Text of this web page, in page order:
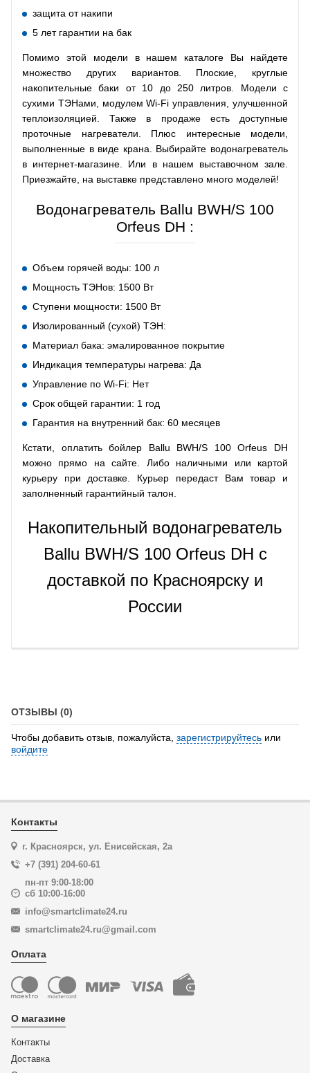
защита от накипи
5 лет гарантии на бак
Помимо этой модели в нашем каталоге Вы найдете
множество других вариантов. Плоские, круглые
накопительные баки от 10 до 250 литров. Модели с
сухими ТЭНами, модулем Wi-Fi управления, улучшенной
теплоизоляцией. Также в продаже есть доступные
проточные нагреватели. Плюс интересные модели,
выполненные в виде крана. Выбирайте водонагреватель
в интернет-магазине. Или в нашем выставочном зале.
Приезжайте, на выставке представлено много моделей!
Водонагреватель Ballu BWH/S 100
Orfeus DH :
Объем горячей воды: 100 л
Мощность ТЭНов: 1500 Вт
Ступени мощности: 1500 Вт
Изолированный (сухой) ТЭН:
Материал бака: эмалированное покрытие
Индикация температуры нагрева: Да
Управление по Wi-Fi: Нет
Срок общей гарантии: 1 год
Гарантия на внутренний бак: 60 месяцев
Кстати, оплатить бойлер Ballu BWH/S 100 Orfeus DH
можно прямо на сайте. Либо наличными или картой
курьеру при доставке. Курьер передаст Вам товар и
заполненный гарантийный талон.
Накопительный водонагреватель
Ballu BWH/S 100 Orfeus DH с
доставкой по Красноярску и
России
ОТЗЫВЫ (0)
Чтобы добавить отзыв, пожалуйста, зарегистрируйтесь или
войдите
Контакты
г. Красноярск, ул. Енисейская, 2а
+7 (391) 204-60-61
пн-пт 9:00-18:00
сб 10:00-16:00
info@smartclimate24.ru
smartclimate24.ru@gmail.com
Оплата
О магазине
Контакты
Доставка